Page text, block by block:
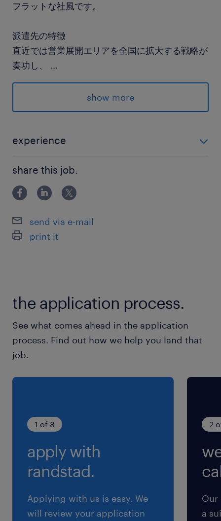
フラットな社風です。
派遣先の特徴
直近では営業展開エリアを全国に拡大する戦略が
奏功し、 ...
中古マンション業界のリーディングカンパニーと
して、2021年には業界NO1の売上規模となりまし
た。
最寄駅
南北線／六本木一丁目駅（徒歩6分）
休日休暇
完全週休二日制
月平均10時間程度
交通費
交通費あり
show more
experience
テム部門でなくても可） ・インフラ及びネットワーク
の構築・運用経験（事業会社、SIer、NIerいずれも可）
share this job.
send via e-mail
print it
the application process.
See what comes ahead in the application
process. Find out how we help you land that
job.
1 of 8
apply with
randstad.
Applying with us is easy. We
will review your application
2
Our
a